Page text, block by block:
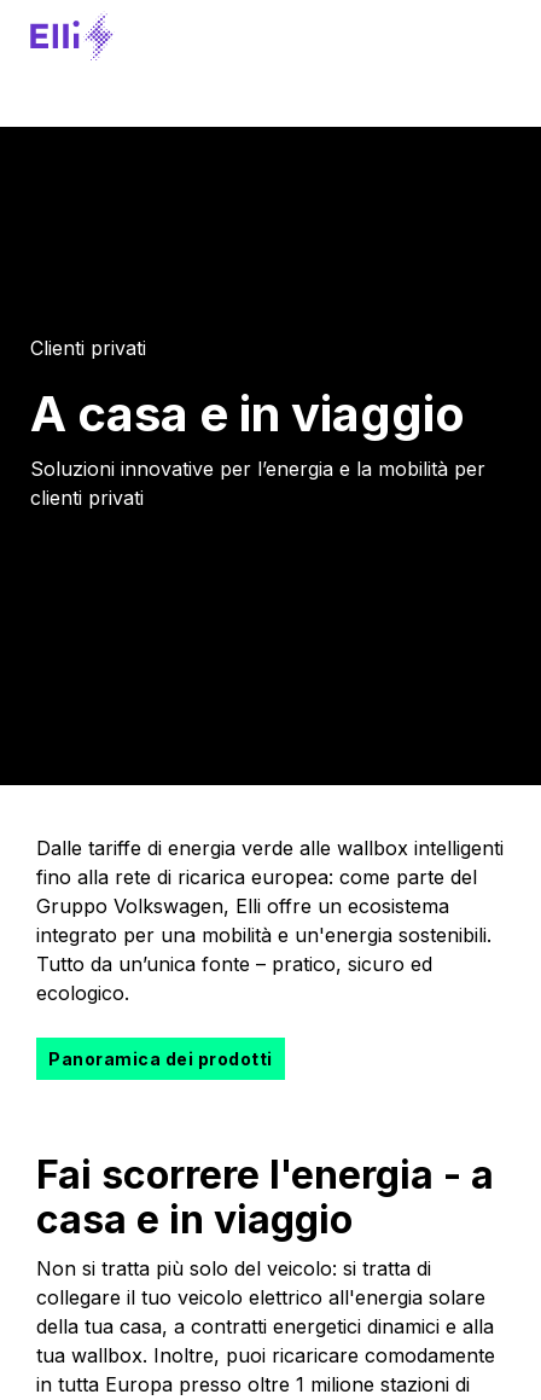
Clienti privati
A casa e in viaggio
Soluzioni innovative per l’energia e la mobilità per
clienti privati
Dalle tariffe di energia verde alle wallbox intelligenti
fino alla rete di ricarica europea: come parte del
Gruppo Volkswagen, Elli offre un ecosistema
integrato per una mobilità e un'energia sostenibili.
Tutto da un’unica fonte – pratico, sicuro ed
ecologico.
Panoramica dei prodotti
Fai scorrere l'energia - a
casa e in viaggio
Non si tratta più solo del veicolo: si tratta di
collegare il tuo veicolo elettrico all'energia solare
della tua casa, a contratti energetici dinamici e alla
tua wallbox. Inoltre, puoi ricaricare comodamente
in tutta Europa presso oltre 1 milione stazioni di